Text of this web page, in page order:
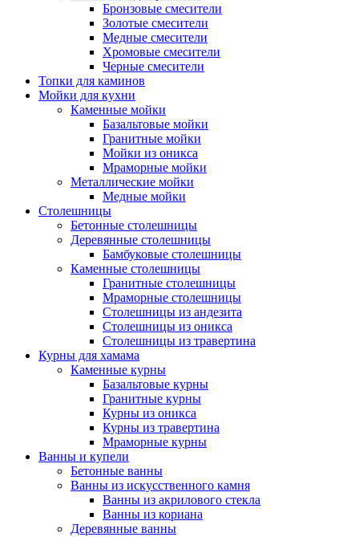
Бронзовые смесители
Золотые смесители
Медные смесители
Хромовые смесители
Черные смесители
Топки для каминов
Мойки для кухни
Каменные мойки
Базальтовые мойки
Гранитные мойки
Мойки из оникса
Мраморные мойки
Металлические мойки
Медные мойки
Столешницы
Бетонные столешницы
Деревянные столешницы
Бамбуковые столешницы
Каменные столешницы
Гранитные столешницы
Мраморные столешницы
Столешницы из андезита
Столешницы из оникса
Столешницы из травертина
Курны для хамама
Каменные курны
Базальтовые курны
Гранитные курны
Курны из оникса
Курны из травертина
Мраморные курны
Ванны и купели
Бетонные ванны
Ванны из искусственного камня
Ванны из акрилового стекла
Ванны из кориана
Деревянные ванны